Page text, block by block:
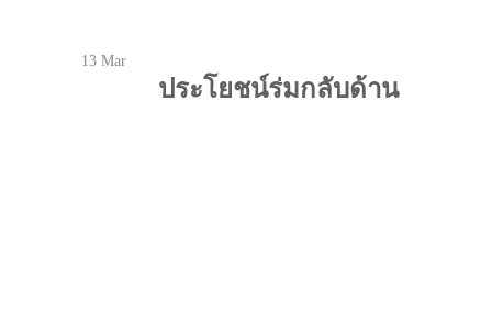
13 Mar
ประโยชน์ร่มกลับด้าน